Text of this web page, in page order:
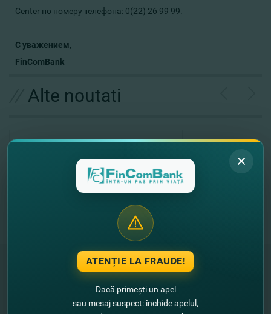
Center по номеру телефона: 0(22) 26 99 99.
С уважением,
FinComBank
Alte noutati
"FinComBank" S.A. является членом
Схемы гарантирования депозитов
ATENȚIE LA FRAUDE!
Dacă primești un apel
sau mesaj suspect: închide apelul,